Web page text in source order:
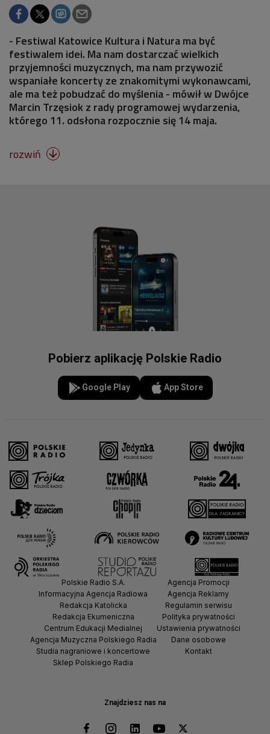
- Festiwal Katowice Kultura i Natura ma być
festiwalem idei. Ma nam dostarczać wielkich
przyjemności muzycznych, ma nam przywozić
wspaniałe koncerty ze znakomitymi wykonawcami,
ale ma też pobudzać do myślenia - mówił w Dwójce
Marcin Trzęsiok z rady programowej wydarzenia,
którego 11. odsłona rozpocznie się 14 maja.
rozwiń 
Pobierz aplikację Polskie Radio
Google Play App Store
Znajdziesz nas na
Polskie Radio S.A.
Informacyjna Agencja Radiowa
Redakcja Katolicka
Redakcja Ekumeniczna
Centrum Edukacji Medialnej
Agencja Muzyczna Polskiego Radia
Studia nagraniowe i koncertowe
Sklep Polskiego Radia
Agencja Promocji
Agencja Reklamy
Regulamin serwisu
Polityka prywatności
Ustawienia prywatności
Dane osobowe
Kontakt